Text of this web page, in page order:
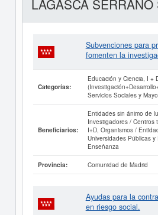
LAGASCA SERRANO
Subvenciones para
fomenten la
Categorías:
Educación y Ciencia, I +
Servicios Sociales y
Beneficiarios:
Entidades sin ánimo de
Investigadores / Centros
I+D, Organismos /
Universidades Públicas
Enseñanza
Provincia: Comunidad de Madrid
Ayudas para la
en riesgo social.